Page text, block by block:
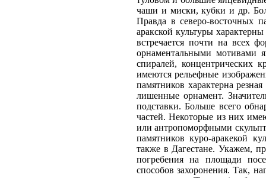
чаши и миски, кубки и др.
Правда в северо-восточных
аракской культуры
встречается почти на всех
орнаментальными мотивами
спиралей, концентрических
имеются рельефные
памятников характерна
лишенные орнамент.
подставки. Больше всего
частей. Некоторые из них
или антропоморфными
памятников куро-аракекой
также в Дагестане. Укажем,
погребения на площади
способов захоронения. Так,